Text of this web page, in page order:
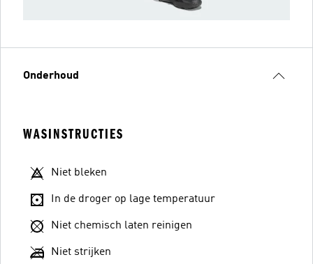
Onderhoud
WASINSTRUCTIES
Niet bleken
In de droger op lage temperatuur
Niet chemisch laten reinigen
Niet strijken